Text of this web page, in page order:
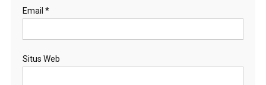
Email *
Situs Web